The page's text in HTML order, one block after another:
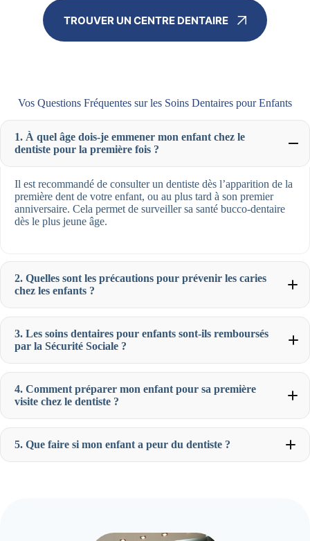
TROUVER UN CENTRE DENTAIRE
Vos Questions Fréquentes sur les Soins Dentaires pour Enfants
1. À quel âge dois-je emmener mon enfant chez le
dentiste pour la première fois ?
Il est recommandé de consulter un dentiste dès l’apparition de la
première dent de votre enfant, ou au plus tard à son premier
anniversaire. Cela permet de surveiller sa santé bucco-dentaire
dès le plus jeune âge.
2. Quelles sont les précautions pour prévenir les caries
chez les enfants ?
3. Les soins dentaires pour enfants sont-ils remboursés
par la Sécurité Sociale ?
4. Comment préparer mon enfant pour sa première
visite chez le dentiste ?
5. Que faire si mon enfant a peur du dentiste ?